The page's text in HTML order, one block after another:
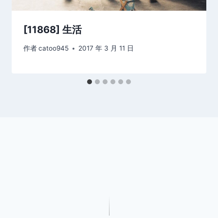
[11868] 生活
作者catoo945 2017 年 3 月 11 日